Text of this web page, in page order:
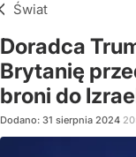
Świat
Doradca
Brytanię
broni do
Dodano: 31 sierpnia 2024